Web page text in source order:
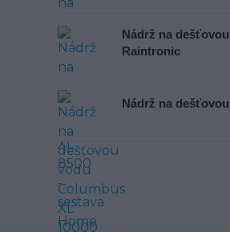
Nádrž na
Raintronic
Nádrž na